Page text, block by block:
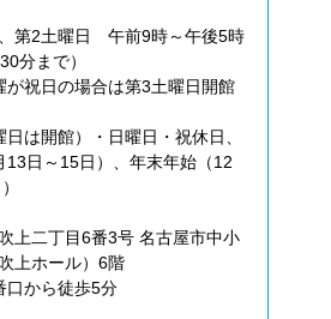
第2土曜日 午前9時～午後5時
分まで）
祝日の場合は第3土曜日開館
は開館）・日曜日・祝休日、
13日～15日）、年末年始（12
上二丁目6番3号 名古屋市中小
上ホール）6階
口から徒歩5分